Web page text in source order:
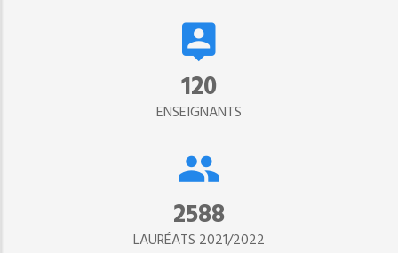
134
ENSEIGNANTS
2890
LAURÉATS 2021/2022